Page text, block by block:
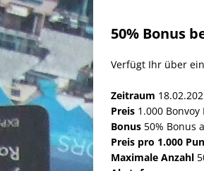
50% Bonus
Verfügt Ihr über
Zeitraum
Preis 1.000
Bonus 50% Bonus
Preis pro 1.000
Maximale Anzahl